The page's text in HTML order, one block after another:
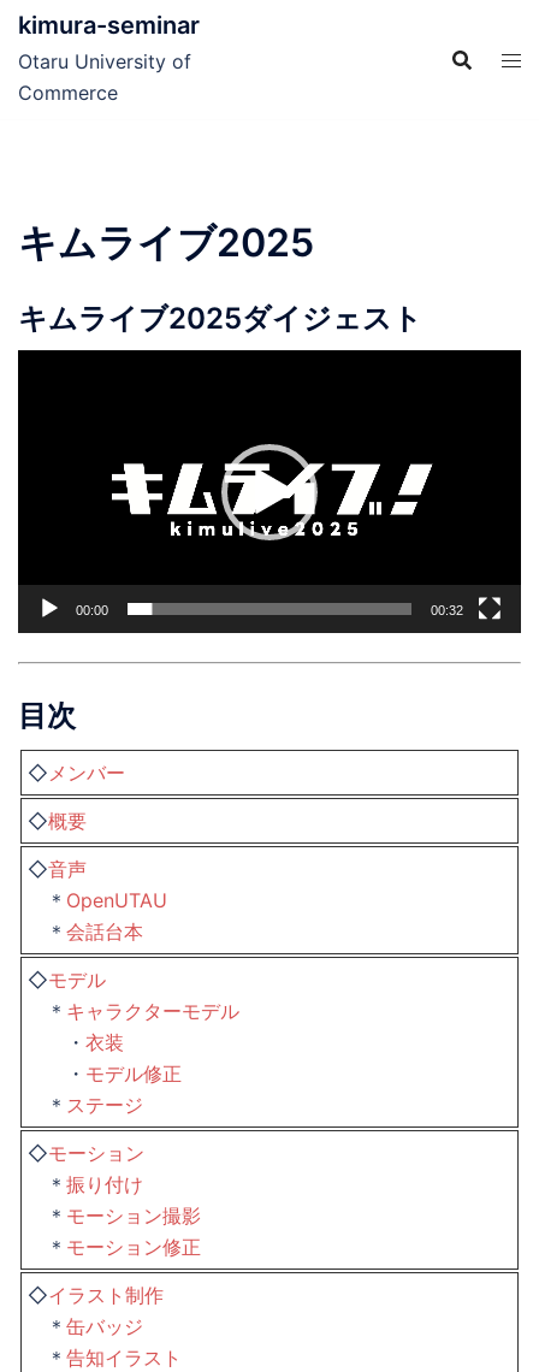
kimura-seminar
Otaru University of
Commerce
キムライブ2025
キムライブ2025ダイジェスト
00:00 00:32
目次
◇ メンバー
◇概要
◇音声
＊ OpenUTAU
＊ 会話台本
◇モデル
＊ キャラクターモデル
・ 衣装
・ モデル修正
＊ ステージ
◇モーション
＊ 振り付け
＊ モーション撮影
＊ モーション修正
◇イラスト制作
＊ 缶バッジ
＊ 告知イラスト